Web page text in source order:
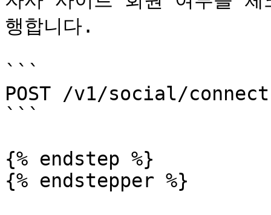
행합니다.
```
POST /v1/social/connect
```
{% endstep %}
{% endstepper %}